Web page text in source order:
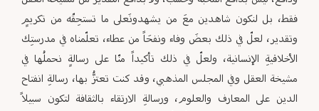
فقط، بل لنكون شاهدين معَ من يشهدونَعلى ما تستحِقّه من تكريمٍ
وتقدير، لعلّ في ذلك بعضَ وفاء ونفحَاً من عطاء، تعلّمناه في مدرستِك
الأخلاقيةِ الإنسانية، ولعلّ في ذلك تأكيداً منّا على رسالةٍ نحملُها في
مشيخة العقل وفي المجلس المذهبي، وقد كنت تعتزُّ بها، رسالةِ انفتاح
الدين على المعارف والعلوم، ورسالةِ الارتقاء بالثقافة لتكون سبيلاً